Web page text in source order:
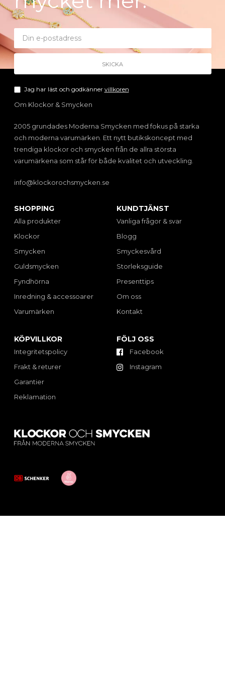
Jag har läst och godkänner villkoren
Om Klockor & Smycken
2005 grundades Moderna Smycken med fokus på starka
och moderna varumärken. Ett nytt butikskoncept med
trendiga klockor och smycken från de allra största
varumärkena som står för både kvalitet och utveckling.
info@klockorochsmycken.se
SHOPPING
Alla produkter
Klockor
Smycken
Guldsmycken
Fyndhörna
Inredning & accessoarer
Varumärken
KUNDTJÄNST
Vanliga frågor & svar
Blogg
Smyckesvård
Storleksguide
Presenttips
Om oss
Kontakt
KÖPVILLKOR
Integritetspolicy
Frakt & returer
Garantier
Reklamation
FÖLJ OSS
Facebook
Instagram